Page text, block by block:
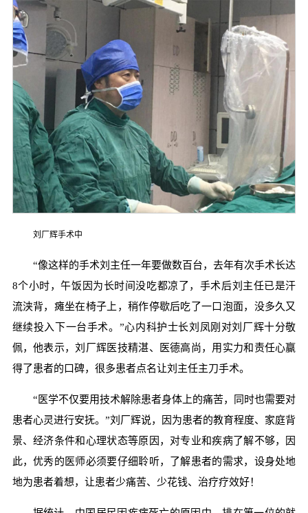
刘厂辉手术中
“像这样的手术刘主任一年要做数百台，去年有次手术长达
8个小时，午饭因为长时间没吃都凉了，手术后刘主任已是汗
流浃背，瘫坐在椅子上，稍作停歇后吃了一口泡面，没多久又
继续投入下一台手术。”心内科护士长刘凤刚对刘厂辉十分敬
佩，他表示，刘厂辉医技精湛、医德高尚，用实力和责任心赢
得了患者的口碑，很多患者点名让刘主任主刀手术。
“医学不仅要用技术解除患者身体上的痛苦，同时也需要对
患者心灵进行安抚。”刘厂辉说，因为患者的教育程度、家庭背
景、经济条件和心理状态等原因，对专业和疾病了解不够，因
此，优秀的医师必须要仔细聆听，了解患者的需求，设身处地
地为患者着想，让患者少痛苦、少花钱、治疗疗效好！